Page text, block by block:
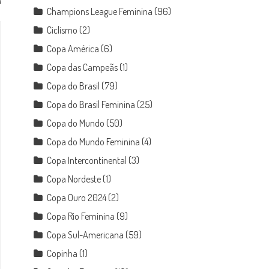
Champions League Feminina (96)
Ciclismo (2)
Copa América (6)
Copa das Campeãs (1)
Copa do Brasil (79)
Copa do Brasil Feminina (25)
Copa do Mundo (50)
Copa do Mundo Feminina (4)
Copa Intercontinental (3)
Copa Nordeste (1)
Copa Ouro 2024(2)
Copa Rio Feminina (9)
Copa Sul-Americana (59)
Copinha (1)